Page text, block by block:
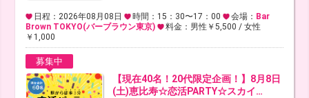
日程：2026年08月08日 時間：15：30〜17：00 会場： Bar
Brown TOKYO(バーブラウン東京)
料金：男性￥5,500 / 女性
￥1,000
募集中
【現在40名！20代限定企画！】8月8日
(土)恵比寿☆恋活PARTY☆スカイ…